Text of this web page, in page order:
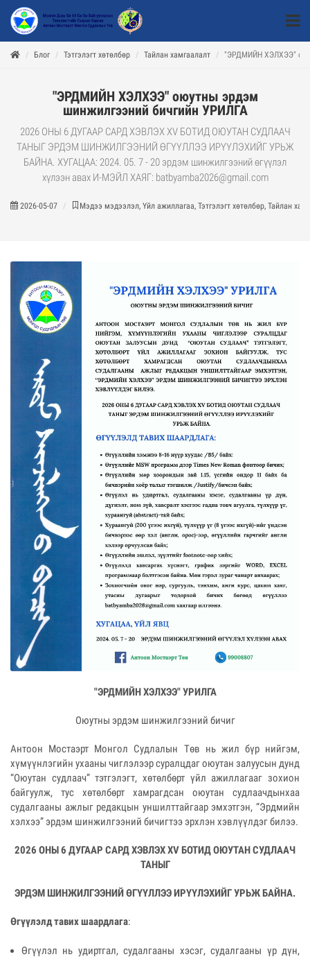
Блог Тэтгэлэгт хөтөлбөр Тайлан хамгаалалт "ЭРДМИЙН ХЭЛХЭЭ"
"ЭРДМИЙН ХЭЛХЭЭ" оюутны эрдэм
шинжилгээний бичгийн УРИЛГА
2026 ОНЫ 6 ДУГААР САРД ХЭВЛЭХ ХV БОТИД ОЮУТАН СУДЛААЧ
ТАНЫГ ЭРДЭМ ШИНЖИЛГЭЭНИЙ ӨГҮҮЛЛЭЭ ИРҮҮЛЭХИЙГ УРЬЖ
БАЙНА. ХУГАЦАА: 2024. 05. 7 - 20 эрдэм шинжилгээний өгүүлэл
хүлээн авах И-МЭЙЛ ХАЯГ: batbyamba2026@gmail.com
2026-05-07 Мэдээ мэдээлэл, Үйл ажиллагаа, Тэтгэлэгт хөтөлбөр, Тайлан
"ЭРДМИЙН ХЭЛХЭЭ" УРИЛГА
Оюутны эрдэм шинжилгээний бичиг
Антоон Мостаэрт Монгол Судлалын Төв нь жил бүр нийгэм,
хүмүүнлэгийн ухааны чиглэлээр суралцдаг оюутан залуусын дунд
“Оюутан судлаач” тэтгэлэгт, хөтөлбөрт үйл ажиллагааг зохион
байгуулж, тус хөтөлбөрт хамрагдсан оюутан судлаачдынхаа
судалгааны ажлыг редакцын уншилттайгаар эмхэтгэн, “Эрдмийн
хэлхээ” эрдэм шинжилгээний бичигтээ эрхлэн хэвлүүлдэг билээ.
2026 ОНЫ 6 ДУГААР САРД ХЭВЛЭХ ХV БОТИД ОЮУТАН СУДЛААЧ
ТАНЫГ
ЭРДЭМ ШИНЖИЛГЭЭНИЙ ӨГҮҮЛЛЭЭ ИРҮҮЛЭХИЙГ УРЬЖ БАЙНА.
Өгүүлэлд тавих шаардлага:
Өгүүлэл нь удиртгал, судалгааны хэсэг, судалгааны үр дүн,